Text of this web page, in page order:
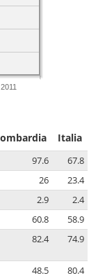
2011
Italia
97.6
67.8
26
23.4
2.9
2.4
60.8
58.9
82.4 74.9
48.5 80.4